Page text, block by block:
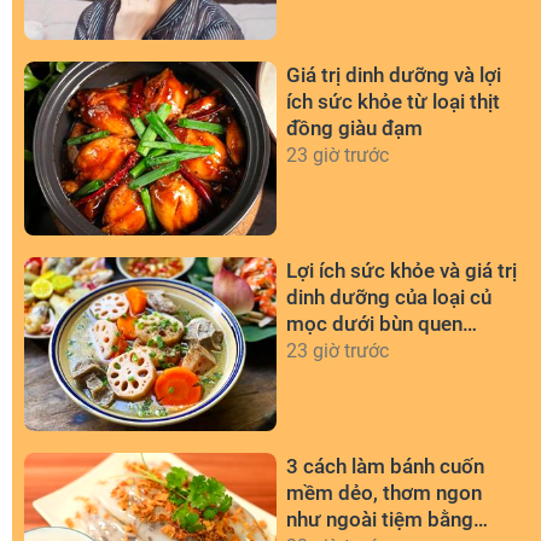
Giá trị dinh dưỡng và lợi
ích sức khỏe từ loại thịt
đồng giàu đạm
23 giờ trước
Lợi ích sức khỏe và giá trị
dinh dưỡng của loại củ
mọc dưới bùn quen
thuộc
23 giờ trước
3 cách làm bánh cuốn
mềm dẻo, thơm ngon
như ngoài tiệm bằng